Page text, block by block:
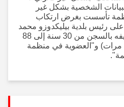
الشخصية بشكل غير
تأسست بغرض ارتكاب
رئيس بلدية بيليكدوزو محمد
مراد تشاليك المبعد بعد توقيفه بالسجن من 30 سنة إلى 88
"تلقي الرشوة" (7 مرات) و"العضوية في منظمة